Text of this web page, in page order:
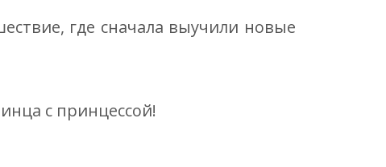
где сначала выучили новые
с принцессой!